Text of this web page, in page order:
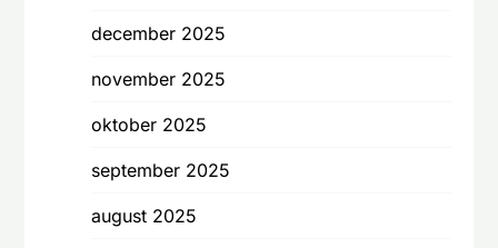
december 2025
november 2025
oktober 2025
september 2025
august 2025